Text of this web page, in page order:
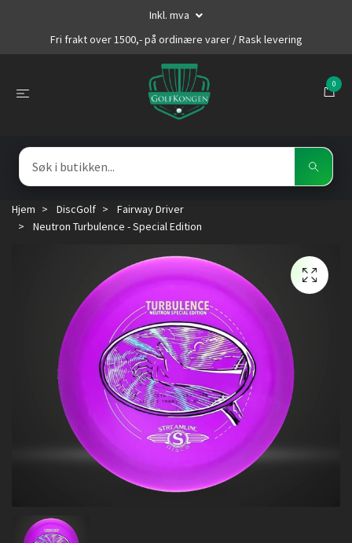
Inkl. mva
Fri frakt over 1500,- på ordinære varer / Rask levering
0
Hjem DiscGolf
Fairway Driver
Neutron Turbulence - Special Edition